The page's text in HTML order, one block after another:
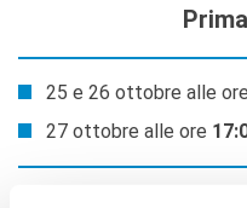
25 e 26 ottobre alle ore
27 ottobre alle ore